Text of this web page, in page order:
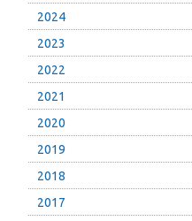
2024
2023
2022
2021
2020
2019
2018
2017